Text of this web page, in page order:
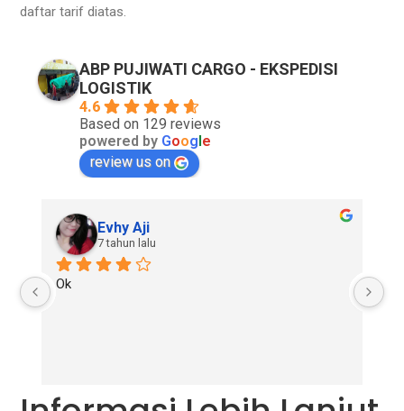
daftar tarif diatas.
ABP PUJIWATI CARGO - EKSPEDISI
LOGISTIK
4.6
Based on 129 reviews
powered by Google
review us on
Evhy Aji
7 tahun lalu
Ok